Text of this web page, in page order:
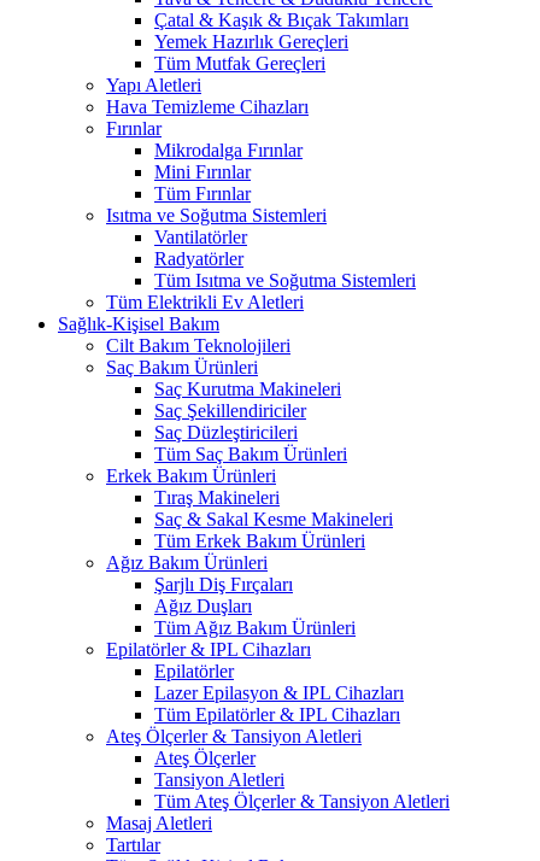
Çatal & Kaşık & Bıçak Takımları
Yemek Hazırlık Gereçleri
Tüm Mutfak Gereçleri
Yapı Aletleri
Hava Temizleme Cihazları
Fırınlar
Mikrodalga Fırınlar
Mini Fırınlar
Tüm Fırınlar
Isıtma ve Soğutma Sistemleri
Vantilatörler
Radyatörler
Tüm Isıtma ve Soğutma Sistemleri
Tüm Elektrikli Ev Aletleri
Sağlık-Kişisel Bakım
Cilt Bakım Teknolojileri
Saç Bakım Ürünleri
Saç Kurutma Makineleri
Saç Şekillendiriciler
Saç Düzleştiricileri
Tüm Saç Bakım Ürünleri
Erkek Bakım Ürünleri
Tıraş Makineleri
Saç & Sakal Kesme Makineleri
Tüm Erkek Bakım Ürünleri
Ağız Bakım Ürünleri
Şarjlı Diş Fırçaları
Ağız Duşları
Tüm Ağız Bakım Ürünleri
Epilatörler & IPL Cihazları
Epilatörler
Lazer Epilasyon & IPL Cihazları
Tüm Epilatörler & IPL Cihazları
Ateş Ölçerler & Tansiyon Aletleri
Ateş Ölçerler
Tansiyon Aletleri
Tüm Ateş Ölçerler & Tansiyon Aletleri
Masaj Aletleri
Tartılar